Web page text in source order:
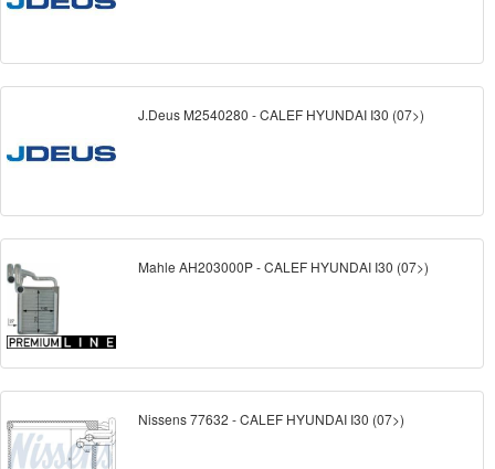
J.Deus M2540280 - CALEF HYUNDAI I30 (07>)
Mahle AH203000P - CALEF HYUNDAI I30 (07>)
Nissens 77632 - CALEF HYUNDAI I30 (07>)